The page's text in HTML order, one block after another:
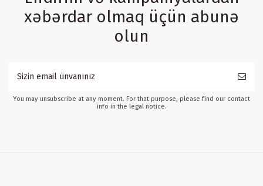
xəbərdar olmaq üçün abunə
olun
You may unsubscribe at any moment. For that purpose, please find our contact
info in the legal notice.